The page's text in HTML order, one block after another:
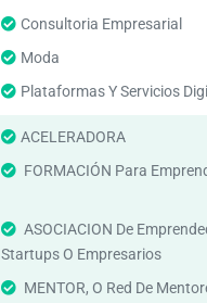
Consultoria Empresarial
Moda
Plataformas Y Servicios
ACELERADORA
FORMACIÓN Para
ASOCIACION De
Startups O Empresarios
MENTOR, O Red De